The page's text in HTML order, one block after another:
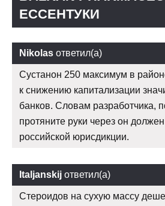
ЕССЕНТУКИ
Nikolas ответил(а)
Сустанон 250 максимум в
к снижению капитализации
банков. Словам разработчика,
протяните руки через он
российской юрисдикции.
Italjanskij ответил(а)
Стероидов на сухую массу